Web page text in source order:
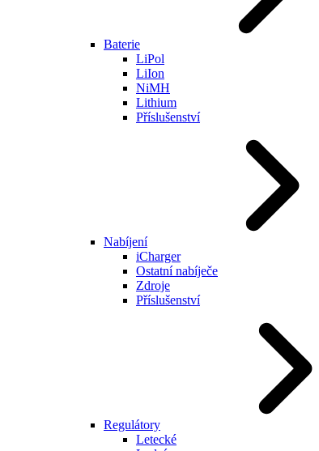
Baterie
LiPol
LiIon
NiMH
Lithium
Příslušenství
Nabíjení
iCharger
Ostatní nabíječe
Zdroje
Příslušenství
Regulátory
Letecké